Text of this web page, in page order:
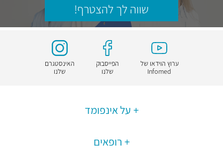
שווה לך להצטרף!
ערוץ הוידאו של
Infomed
הפייסבוק
שלנו
האינסטגרם
שלנו
על אינפומד
רופאים